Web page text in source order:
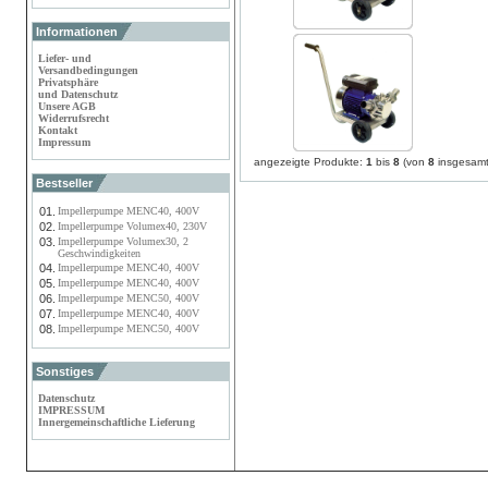
Informationen
Liefer- und
Versandbedingungen
Privatsphäre
und Datenschutz
Unsere AGB
Widerrufsrecht
Kontakt
Impressum
Bestseller
01. Impellerpumpe MENC40, 400V
02. Impellerpumpe Volumex40, 230V
03. Impellerpumpe Volumex30, 2
Geschwindigkeiten
04. Impellerpumpe MENC40, 400V
05. Impellerpumpe MENC40, 400V
06. Impellerpumpe MENC50, 400V
07. Impellerpumpe MENC40, 400V
08. Impellerpumpe MENC50, 400V
Sonstiges
Datenschutz
IMPRESSUM
Innergemeinschaftliche Lieferung
angezeigte Produkte: 1 bis 8 (von 8